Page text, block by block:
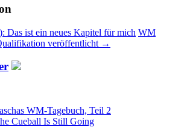
Das ist ein neues Kapitel für mich WM
veröffentlicht →
WM-Tagebuch, Teil 2
Cueball Is Still Going